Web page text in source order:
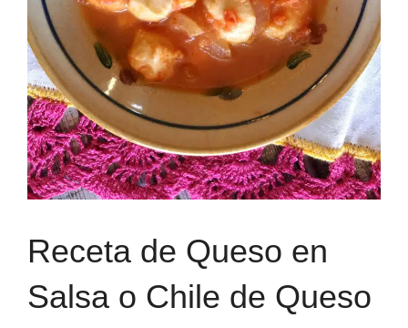
Receta de Queso en
Salsa o Chile de Queso